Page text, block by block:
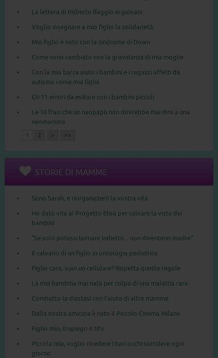
La lettera di Roberto Baggio ai giovani
Voglio insegnare a mio figlio la solidarietà
Mio figlio è nato con la sindrome di Down
Come sono cambiato con la gravidanza di mia moglie
Con la mia barca aiuto i bambini e i ragazzi affetti da
autismo come mia figlia
Gli 11 errori da evitare con i bambini piccoli
Le 10 frasi che un neopapà non dovrebbe mai dire a una
neomamma
1 2 > >>
STORIE DI MAMME
Sono Sarah, e riorganizzerò la vostra vita
Ho dato vita al Progetto Elisa per salvare la vista dei
bambini
“Se solo potessi tornare indietro... non diventerei madre”
Il calvario di un figlio in oncologia pediatrica
Figlio caro, vuoi un cellulare? Rispetta queste regole
La mia bambina mai nata per colpa di una malattia rara
Combatto la diastasi con l’aiuto di altre mamme
Dalla nostra amicizia è nato il Piccolo Cinema Milano
Figlio mio, ti spiego il tifo
Piccola mia, voglio rivedere i tuoi occhi sorridere ogni
giorno